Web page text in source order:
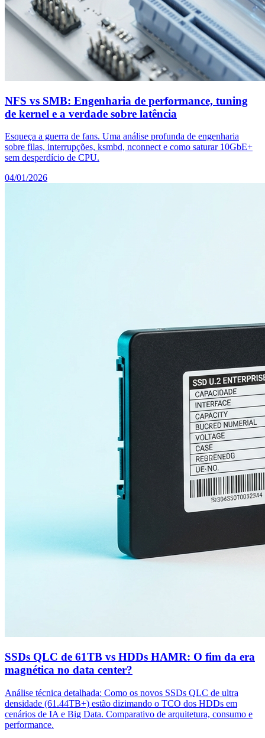
NFS vs SMB: Engenharia de performance, tuning
de kernel e a verdade sobre latência
Esqueça a guerra de fans. Uma análise profunda de engenharia
sobre filas, interrupções, ksmbd, nconnect e como saturar 10GbE+
sem desperdício de CPU.
04/01/2026
SSDs QLC de 61TB vs HDDs HAMR: O fim da era
magnética no data center?
Análise técnica detalhada: Como os novos SSDs QLC de ultra
densidade (61.44TB+) estão dizimando o TCO dos HDDs em
cenários de IA e Big Data. Comparativo de arquitetura, consumo e
performance.